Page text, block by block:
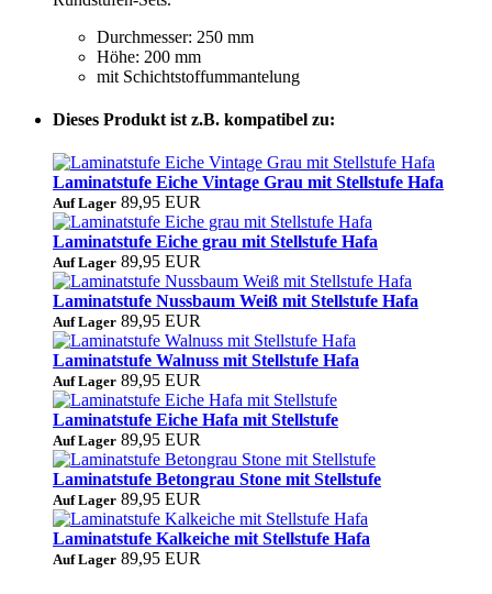
Durchmesser: 250 mm
Höhe: 200 mm
mit Schichtstoffummantelung
Dieses Produkt ist z.B. kompatibel zu:
Laminatstufe Eiche Vintage Grau mit Stellstufe Hafa
Auf Lager 89,95 EUR
Laminatstufe Eiche grau mit Stellstufe Hafa
Auf Lager 89,95 EUR
Laminatstufe Nussbaum Weiß mit Stellstufe Hafa
Auf Lager 89,95 EUR
Laminatstufe Walnuss mit Stellstufe Hafa
Auf Lager 89,95 EUR
Laminatstufe Eiche Hafa mit Stellstufe
Auf Lager 89,95 EUR
Laminatstufe Betongrau Stone mit Stellstufe
Auf Lager 89,95 EUR
Laminatstufe Kalkeiche mit Stellstufe Hafa
Auf Lager 89,95 EUR